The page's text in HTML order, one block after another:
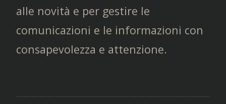
alle novità e per gestire le
comunicazioni e le informazioni con
consapevolezza e attenzione.